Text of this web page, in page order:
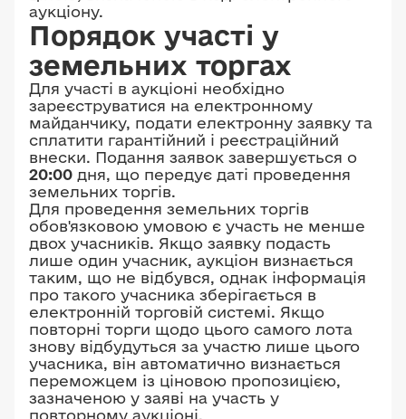
аукціону.
Порядок участі у
земельних торгах
Для участі в аукціоні необхідно
зареєструватися на електронному
майданчику, подати електронну заявку та
сплатити гарантійний і реєстраційний
внески. Подання заявок завершується о
20:00 дня, що передує даті проведення
земельних торгів.
Для проведення земельних торгів
обов'язковою умовою є участь не менше
двох учасників. Якщо заявку подасть
лише один учасник, аукціон визнається
таким, що не відбувся, однак інформація
про такого учасника зберігається в
електронній торговій системі. Якщо
повторні торги щодо цього самого лота
знову відбудуться за участю лише цього
учасника, він автоматично визнається
переможцем із ціновою пропозицією,
зазначеною у заяві на участь у
повторному аукціоні.